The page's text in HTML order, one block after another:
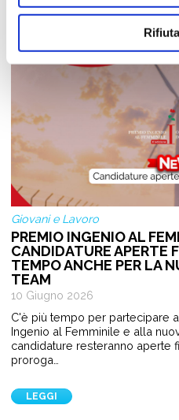
Giovani e Lavoro
PREMIO INGENIO AL
CANDIDATURE APERTE
TEMPO ANCHE PER LA
TEAM
10 Giugno 2026
C'è più tempo per partecipare
Ingenio al Femminile e alla
candidature resteranno aperte
proroga…
LEGGI